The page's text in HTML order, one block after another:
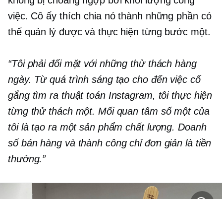
việc. Cô ấy thích chia nó thành những phần có
thể quản lý được và thực hiện từng bước một.
“Tôi phải đối mặt với những thử thách hàng
ngày. Từ quá trình sáng tạo cho đến việc cố
gắng tìm ra thuật toán Instagram, tôi thực hiện
từng thử thách một. Mối quan tâm số một của
tôi là tạo ra một sản phẩm chất lượng. Doanh
số bán hàng và thành công chỉ đơn giản là tiền
thưởng.”